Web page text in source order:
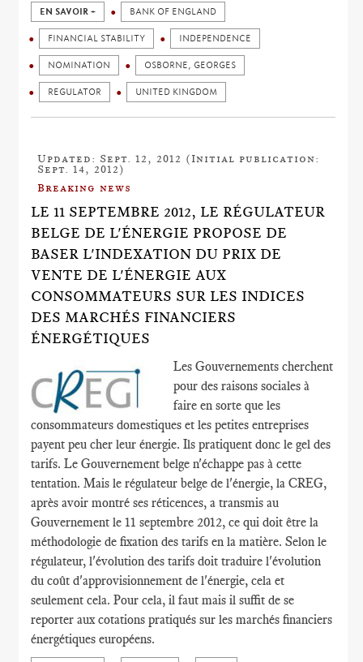
EN SAVOIR + BANK OF ENGLAND
FINANCIAL STABILITY INDEPENDENCE
NOMINATION OSBORNE, GEORGES
REGULATOR UNITED KINGDOM
Updated: Sept. 12, 2012 (Initial publication:
Sept. 14, 2012)
Breaking news
LE 11 SEPTEMBRE 2012, LE RÉGULATEUR
BELGE DE L'ÉNERGIE PROPOSE DE
BASER L'INDEXATION DU PRIX DE
VENTE DE L'ÉNERGIE AUX
CONSOMMATEURS SUR LES INDICES
DES MARCHÉS FINANCIERS
ÉNERGÉTIQUES
Les Gouvernements cherchent
pour des raisons sociales à
faire en sorte que les
consommateurs domestiques et les petites entreprises
payent peu cher leur énergie. Ils pratiquent donc le gel des
tarifs. Le Gouvernement belge n'échappe pas à cette
tentation. Mais le régulateur belge de l'énergie, la CREG,
après avoir montré ses réticences, a transmis au
Gouvernement le 11 septembre 2012, ce qui doit être la
méthodologie de fixation des tarifs en la matière. Selon le
régulateur, l'évolution des tarifs doit traduire l'évolution
du coût d'approvisionnement de l'énergie, cela et
seulement cela. Pour cela, il faut mais il suffit de se
reporter aux cotations pratiqués sur les marchés financiers
énergétiques européens.